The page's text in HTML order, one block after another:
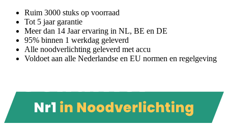
Ruim 3000 stuks op voorraad
Tot 5 jaar garantie
Meer dan 14 Jaar ervaring in NL, BE en DE
95% binnen 1 werkdag geleverd
Alle noodverlichting geleverd met accu
Voldoet aan alle Nederlandse en EU normen en regelgeving